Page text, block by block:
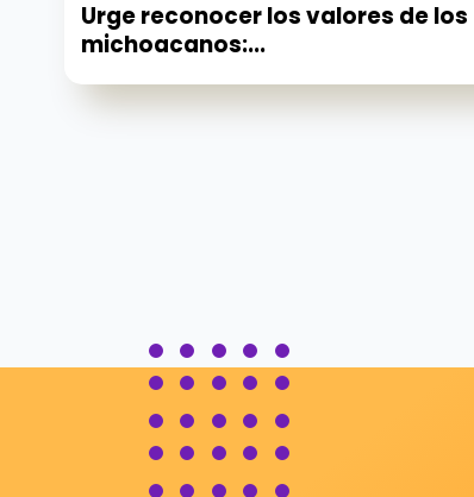
Urge reconocer los valores de los
michoacanos:...